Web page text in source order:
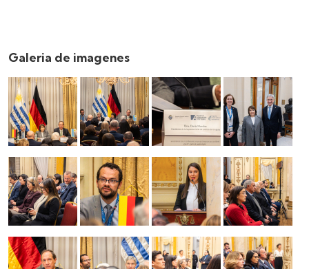
Galeria de imagenes
Imagen
Imagen Imagen Imagen
Imagen Imagen Imagen Imagen
Imagen Imagen Imagen Imagen